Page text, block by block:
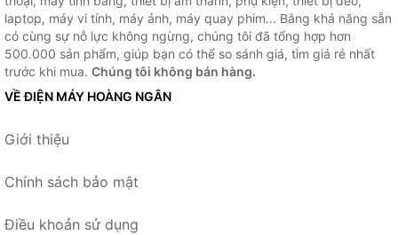
laptop, máy vi tính, máy ảnh, máy quay phim... Bằng khả năng sẵn
có cùng sự nỗ lực không ngừng, chúng tôi đã tổng hợp hơn
500.000 sản phẩm, giúp bạn có thể so sánh giá, tìm giá rẻ nhất
trước khi mua. Chúng tôi không bán hàng.
VỀ ĐIỆN MÁY HOÀNG NGÂN
Giới thiệu
Chính sách bảo mật
Điều khoản sử dụng